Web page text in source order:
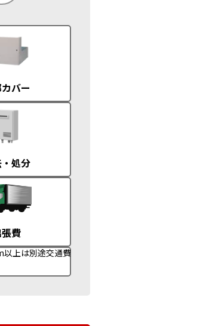
バー
処分
費
上は別途交通費